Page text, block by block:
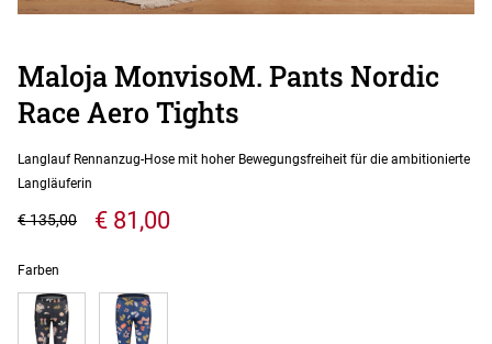
Maloja MonvisoM. Pants Nordic
Race Aero Tights
Langlauf Rennanzug-Hose mit hoher Bewegungsfreiheit für die ambitionierte
Langläuferin
€ 81,00
€ 135,00
Farben